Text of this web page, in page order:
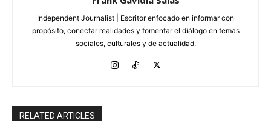
Independent Journalist | Escritor enfocado en informar con
propósito, conectar realidades y fomentar el diálogo en temas
sociales, culturales y de actualidad.
RELATED ARTICLES